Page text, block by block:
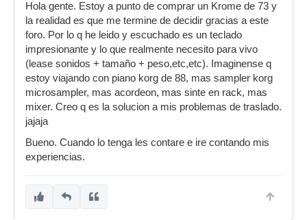
Hola gente. Estoy a punto de comprar un Krome de 73 y
la realidad es que me termine de decidir gracias a este
foro. Por lo q he leido y escuchado es un teclado
impresionante y lo que realmente necesito para vivo
(lease sonidos + tamaño + peso,etc,etc). Imaginense q
estoy viajando con piano korg de 88, mas sampler korg
microsampler, mas acordeon, mas sinte en rack, mas
mixer. Creo q es la solucion a mis problemas de traslado.
jajaja
Bueno. Cuando lo tenga les contare e ire contando mis
experiencias.